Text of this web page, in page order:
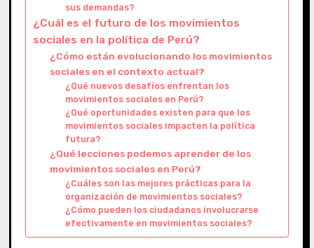
sus demandas?
¿Cuál es el futuro de los movimientos
sociales en la política de Perú?
¿Cómo están evolucionando los movimientos
sociales en el contexto actual?
¿Qué nuevos desafíos enfrentan los
movimientos sociales en Perú?
¿Qué oportunidades existen para que los
movimientos sociales impacten la política
futura?
¿Qué lecciones podemos aprender de los
movimientos sociales en Perú?
¿Cuáles son las mejores prácticas para la
organización de movimientos sociales?
¿Cómo pueden los ciudadanos involucrarse
efectivamente en movimientos sociales?